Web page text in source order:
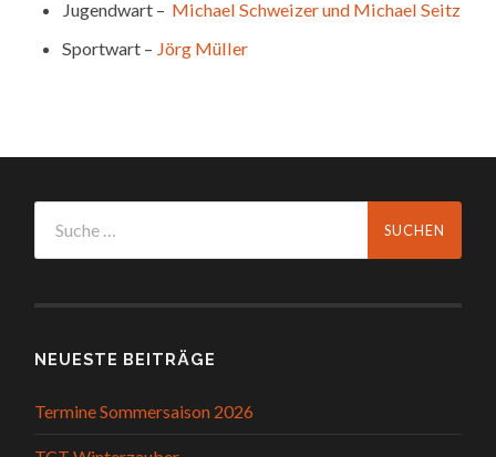
Jugendwart – Michael Schweizer und Michael Seitz
Sportwart – Jörg Müller
NEUESTE BEITRÄGE
Termine Sommersaison 2026